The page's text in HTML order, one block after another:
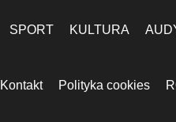
SPORT KULTURA
Kontakt Polityka cookies